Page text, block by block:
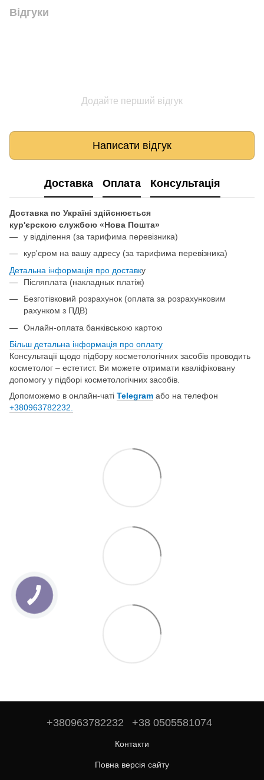
Відгуки
Додайте перший відгук
Написати відгук
Доставка Оплата Консультація
Доставка по Україні здійснюється
кур'єрскою службою «Нова Пошта»
у відділення (за тарифима перевізника)
кур'єром на вашу адресу (за тарифима перевізника)
Детальна інформація про доставку
Післяплата (накладных платіж)
Безготівковий розрахунок (оплата за розрахунковим
рахунком з ПДВ)
Онлайн-оплата банківською картою
Більш детальна інформація про оплату
Консультації щодо підбору косметологічних засобів проводить
косметолог – естетист. Ви можете отримати кваліфіковану
допомогу у підборі косметологічних засобів.
Допоможемо в онлайн-чаті Telegram або на телефон
+380963782232.
+380963782232 +38 0505581074
Контакти
Повна версія сайту